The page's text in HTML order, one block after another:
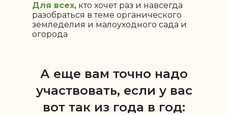
Для всех, кто хочет раз и навсегда
разобраться в теме органического
земледелия и малоуходного сада и
огорода
А еще вам точно надо
участвовать, если у вас
вот так из года в год: